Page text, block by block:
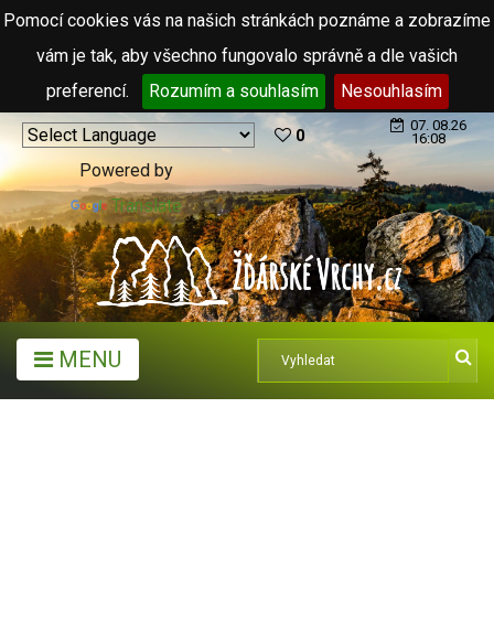
Pomocí cookies vás na našich stránkách poznáme a zobrazíme
vám je tak, aby všechno fungovalo správně a dle vašich
preferencí.
Rozumím a souhlasím Nesouhlasím
Powered by
Translate
0
07. 08.26
16:08
MENU